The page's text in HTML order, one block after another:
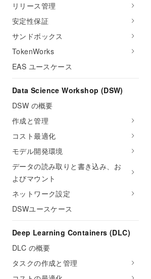
リリース管理
安定性保証
サンドボックス
TokenWorks
EAS ユースケース
Data Science Workshop (DSW)
DSW の概要
作成と管理
コスト最適化
モデル開発環境
データの読み取りと書き込み、お
よびマウント
ネットワーク設定
DSWユースケース
Deep Learning Containers (DLC)
DLC の概要
タスクの作成と管理